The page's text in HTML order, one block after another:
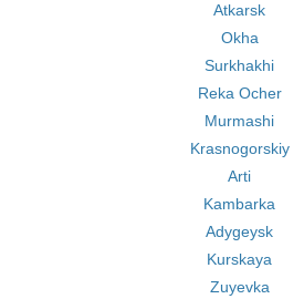
Atkarsk
Okha
Surkhakhi
Reka Ocher
Murmashi
Krasnogorskiy
Arti
Kambarka
Adygeysk
Kurskaya
Zuyevka